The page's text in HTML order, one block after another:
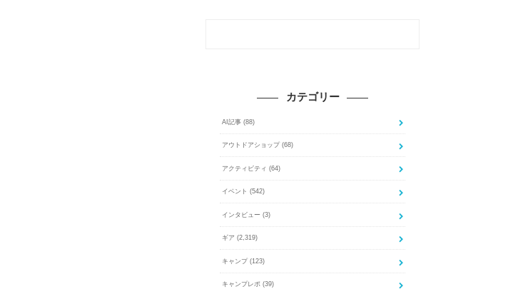
カテゴリー
AI記事 (88)
アウトドアショップ (68)
アクティビティ (64)
イベント (542)
インタビュー (3)
ギア (2,319)
キャンプ (123)
キャンプレポ (39)